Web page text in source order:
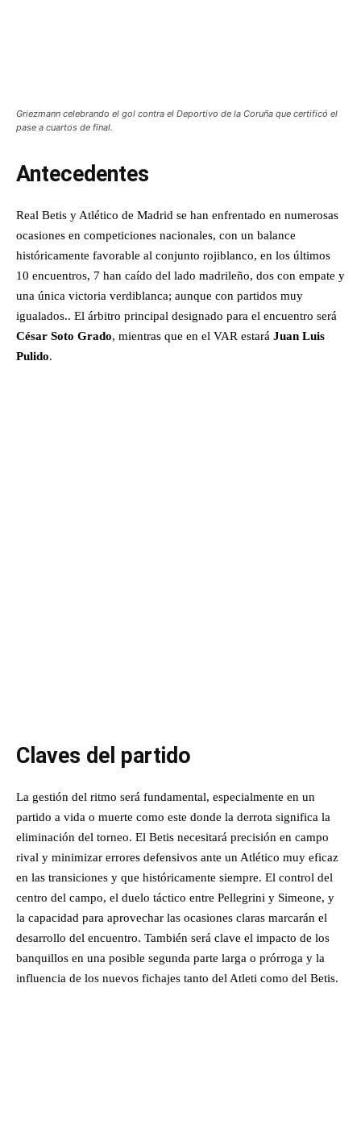
Griezmann celebrando el gol contra el Deportivo de la Coruña que certificó el
pase a cuartos de final.
Antecedentes
Real Betis y Atlético de Madrid se han enfrentado en numerosas
ocasiones en competiciones nacionales, con un balance
históricamente favorable al conjunto rojiblanco, en los últimos
10 encuentros, 7 han caído del lado madrileño, dos con empate y
una única victoria verdiblanca; aunque con partidos muy
igualados.. El árbitro principal designado para el encuentro será
César Soto Grado, mientras que en el VAR estará Juan Luis
Pulido.
Claves del partido
La gestión del ritmo será fundamental, especialmente en un
partido a vida o muerte como este donde la derrota significa la
eliminación del torneo. El Betis necesitará precisión en campo
rival y minimizar errores defensivos ante un Atlético muy eficaz
en las transiciones y que históricamente siempre. El control del
centro del campo, el duelo táctico entre Pellegrini y Simeone, y
la capacidad para aprovechar las ocasiones claras marcarán el
desarrollo del encuentro. También será clave el impacto de los
banquillos en una posible segunda parte larga o prórroga y la
influencia de los nuevos fichajes tanto del Atleti como del Betis.